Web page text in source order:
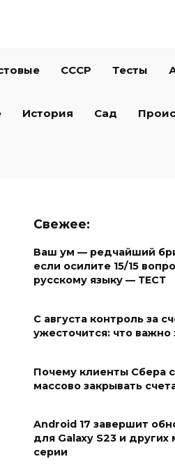
СССР Тесты
История Сад
Свежее:
Ваш ум — редчайший
если осилите 15/15
русскому языку — ТЕСТ
С августа контроль за
ужесточится: что важно
Почему клиенты Сбера
массово закрывать
Android 17 завершит
для Galaxy S23 и
серии